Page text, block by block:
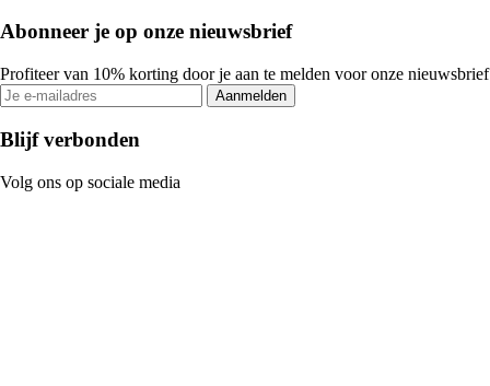
Abonneer je op onze nieuwsbrief
Profiteer van 10% korting door je aan te melden voor onze nieuwsbrief
Aanmelden
Blijf verbonden
Volg ons op sociale media